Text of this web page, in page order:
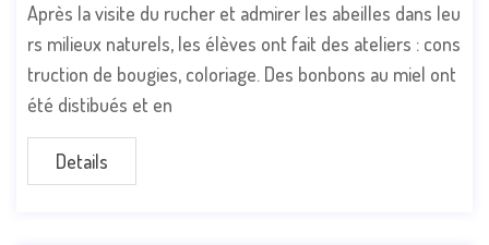
Après la visite du rucher et admirer les abeilles dans leu
rs milieux naturels, les élèves ont fait des ateliers : cons
truction de bougies, coloriage. Des bonbons au miel ont
été distibués et en
Details